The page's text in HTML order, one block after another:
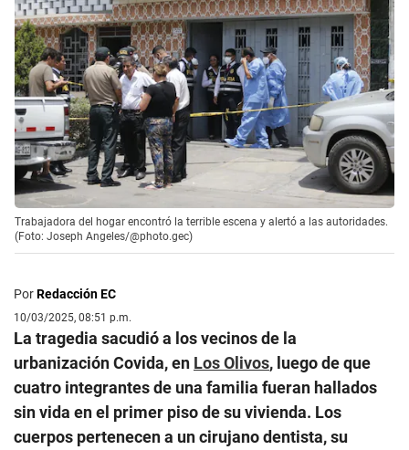
Trabajadora del hogar encontró la terrible escena y alertó a las autoridades.
(Foto: Joseph Angeles/@photo.gec)
PorRedacción EC
10/03/2025, 08:51 p.m.
La tragedia sacudió a los vecinos de la
urbanización Covida, en Los Olivos, luego de que
cuatro integrantes de una familia fueran hallados
sin vida en el primer piso de su vivienda. Los
cuerpos pertenecen a un cirujano dentista, su